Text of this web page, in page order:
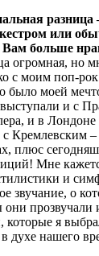
разница
или
больше
огромная, но
с моим поп-
моей
и с
и в
Кремлевским
плюс
Мне
и
звучание, о
они прозвучали
которые я
духе нашего